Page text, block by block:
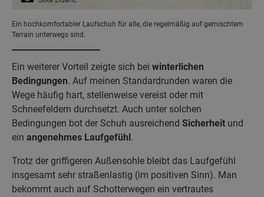
Ein hochkomfortabler Laufschuh für alle, die regelmäßig auf gemischtem
Terrain unterwegs sind.
Ein weiterer Vorteil zeigte sich bei winterlichen
Bedingungen. Auf meinen Standardrunden waren die
Wege häufig hart, stellenweise vereist oder mit
Schneefeldern durchsetzt. Auch unter solchen
Bedingungen bot der Schuh ausreichend Sicherheit und
ein angenehmes Laufgefühl.
Trotz der griffigeren Außensohle bleibt das Laufgefühl
insgesamt sehr straßenlastig (im positiven Sinn). Man
bekommt auch auf Schotterwegen ein vertrautes